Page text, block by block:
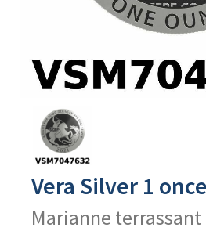
produit
Vera Silver 1
Marianne terrassant